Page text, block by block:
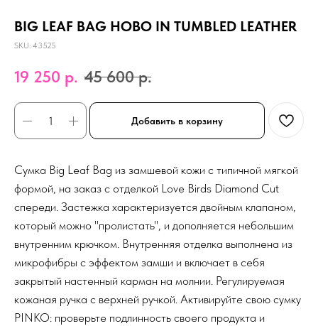
BIG LEAF BAG HOBO IN TUMBLED LEATHER
SKU: 43525
19 250 р. 45 600 р.
Добавить в корзину
Сумка Big Leaf Bag из замшевой кожи с типичной мягкой
формой, на заказ с отделкой Love Birds Diamond Cut
спереди. Застежка характеризуется двойным клапаном,
который можно "пролистать", и дополняется небольшим
внутренним крючком. Внутренняя отделка выполнена из
микрофибры с эффектом замши и включает в себя
закрытый настенный карман на молнии. Регулируемая
кожаная ручка с верхней ручкой. Активируйте свою сумку
PINKO: проверьте подлинность своего продукта и